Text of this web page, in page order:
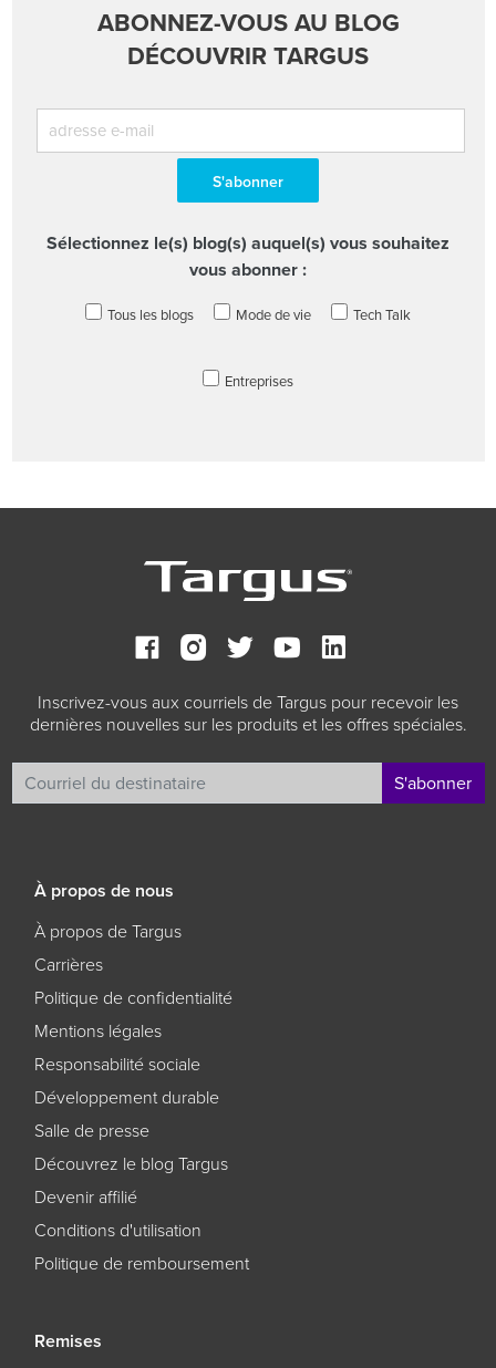
ABONNEZ-VOUS AU BLOG
DÉCOUVRIR TARGUS
Sélectionnez le(s) blog(s) auquel(s) vous souhaitez
vous abonner :
Tous les blogs Mode de vie Tech Talk
Entreprises
Inscrivez-vous aux courriels de Targus pour recevoir les
dernières nouvelles sur les produits et les offres spéciales.
S'abonner
À propos de nous
À propos de Targus
Carrières
Politique de confidentialité
Mentions légales
Responsabilité sociale
Développement durable
Salle de presse
Découvrez le blog Targus
Devenir affilié
Conditions d'utilisation
Politique de remboursement
Remises